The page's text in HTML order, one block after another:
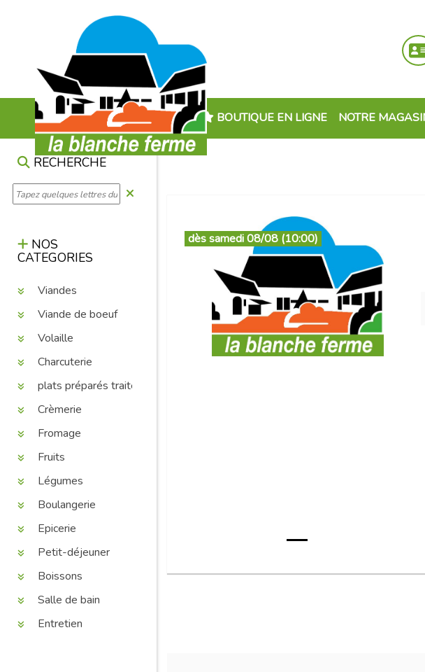
BOUTIQUE EN LIGNE NOTRE
RECHERCHE
NOS
CATEGORIES
Viandes
Viande de boeuf
Volaille
Charcuterie
plats préparés traiteur
Crèmerie
Fromage
Fruits
Légumes
Boulangerie
Epicerie
Petit-déjeuner
Boissons
Salle de bain
Entretien
dès samedi 08/08 (10:00)